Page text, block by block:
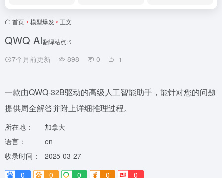
首页 • 模型爆发 • 正文
QWQ AI翻译站点
7个月前更新 898 0 1
一款由QWQ-32B驱动的高级人工智能助手，能针对您的问题
提供周全解答并附上详细推理过程。
所在地：
加拿大
语言：
en
收录时间：
2025-03-27
0
0 0 0 0